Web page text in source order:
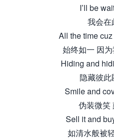
I’ll be
我会在
All the time cuz
始终如一 因
Hiding and
隐藏彼此
Smile and
伪装微笑
Sell it and
如清水般被